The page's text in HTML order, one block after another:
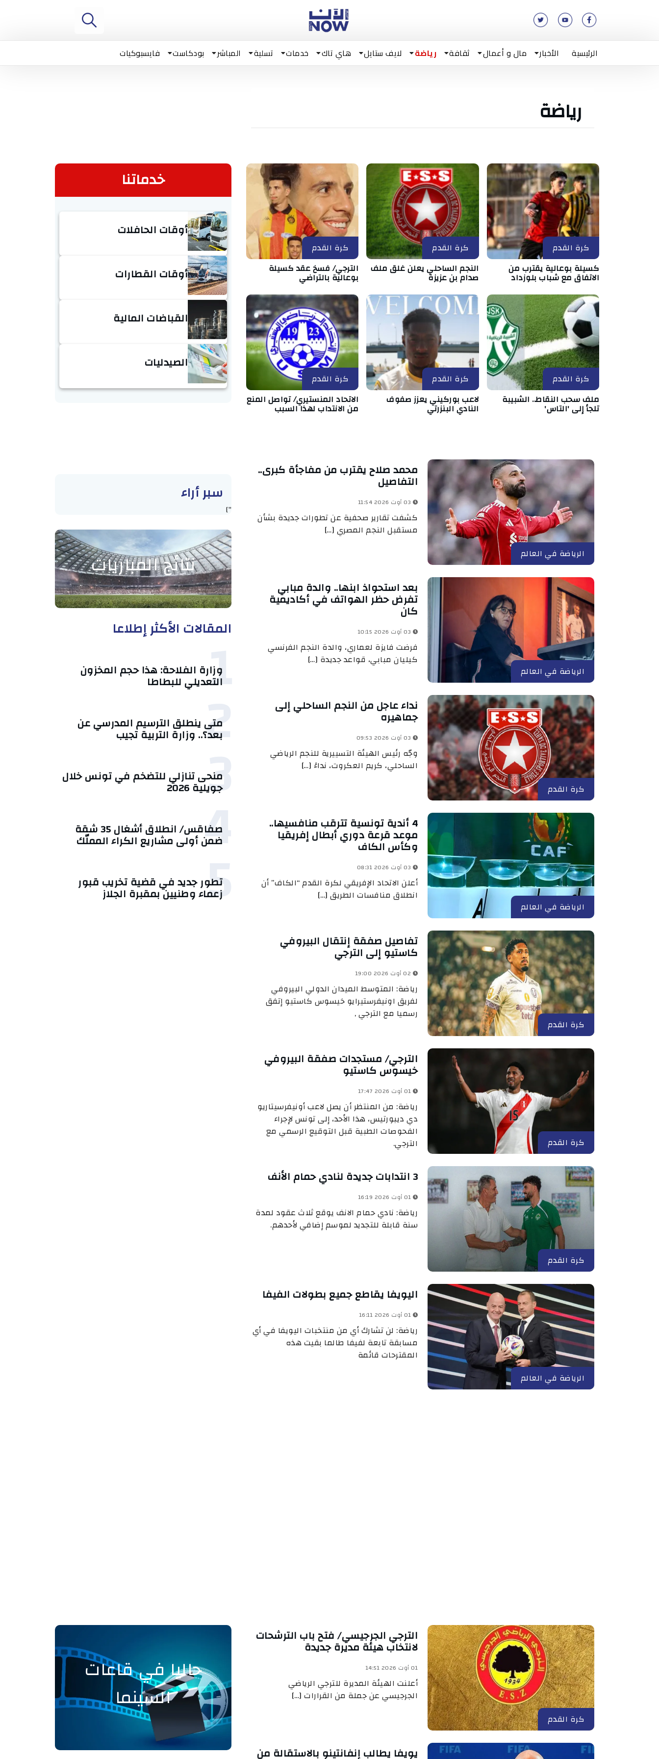
الرئيسية الأخبار مال و أعمال ثقافة رياضة لايف ستايل هاي تاك خدمات تسلية المباشر بودكاست فايسبوكيات
رياضة
كرة القدم
كسيلة بوعالية يقترب من
الاتفاق مع شباب بلوزداد
كرة القدم
النجم الساحلي يعلن غلق ملف
صدام بن عزيزة
كرة القدم
الترجي/ فسخ عقد كسيلة
بوعالية بالتراضي
كرة القدم
ملف سحب النقاط.. الشبيبة
تلجأ إلى 'التاس'
كرة القدم
لاعب بوركيني يعزز صفوف
النادي البنزرتي
كرة القدم
الاتحاد المنستيري/ تواصل المنع
من الانتداب لهذا السبب
خدماتنا
أوقات الحافلات
أوقات القطارات
القباضات المالية
الصيدليات
الرياضة في العالم
محمد صلاح يقترب من مفاجأة كبرى..
التفاصيل
كشفت تقارير صحفية عن تطورات جديدة بشأن
مستقبل النجم المصري […]
الرياضة في العالم
بعد استحواذ ابنها.. والدة مبابي
تفرض حظر الهواتف في أكاديمية
كان
فرضت فايزة لعماري، والدة النجم الفرنسي
كيليان مبابي، قواعد جديدة […]
كرة القدم
نداء عاجل من النجم الساحلي إلى
جماهيره
وجّه رئيس الهيئة التسييرية للنجم الرياضي
الساحلي، كريم العكروت، نداءً […]
الرياضة في العالم
4 أندية تونسية تترقب منافسيها..
موعد قرعة دوري أبطال إفريقيا
وكأس الكاف
أعلن الاتحاد الإفريقي لكرة القدم “الكاف” أن
انطلاق منافسات الطريق […]
كرة القدم
تفاصيل صفقة إنتقال البيروفي
كاستيو إلى الترجي
رياضة: المتوسط الميدان الدولي البيروفي
لفريق اونيفرستيرايو خيسوس كاستيو إتفق
رسميا مع الترجي ,
كرة القدم
الترجي/ مستجدات صفقة البيروفي
خيسوس كاستيو
رياضة: من المنتظر أن يصل لاعب أونيفرسيتاريو
دي ديبورتيس، هذا الأحد، إلى تونس لإجراء
الفحوصات الطبية قبل التوقيع الرسمي مع
الترجي.
كرة القدم
3 انتدابات جديدة لنادي حمام الأنف
رياضة: نادي حمام الانف يوقع ثلاث عقود لمدة
سنة قابلة للتجديد لموسم إضافي لأحدهم.
الرياضة في العالم
اليويفا يقاطع جميع بطولات الفيفا
رياضة: لن تشارك أي من منتخبات اليويفا في أي
مسابقة تابعة لفيفا طالما بقيت هذه
المقترحات قائمة
سبر أراء
"]
نتائج المباريات
المقالات الأكثر إطلاعا
1
وزارة الفلاحة: هذا حجم المخزون
التعديلي للبطاطا
2
متى ينطلق الترسيم المدرسي عن
بعد؟.. وزارة التربية تجيب
3 منحى تنازلي ‎للتضخم في تونس خلال
جويلية 2026‎
4 صفاقس/ انطلاق أشغال 35 شقة
ضمن أولى مشاريع الكراء المملّك
5
تطور جديد في قضية تخريب قبور
زعماء وطنيين بمقبرة الجلاز
كرة القدم
الترجي الجرجيسي/ فتح باب الترشحات
لانتخاب هيئة مديرة جديدة
01 أوت 2026 14:51
أعلنت الهيئة المديرة للترجي الرياضي
الجرجيسي عن جملة من القرارات […]
يويفا يطالب إنفانتينو بالاستقالة من
حاليا في قاعات
السينما